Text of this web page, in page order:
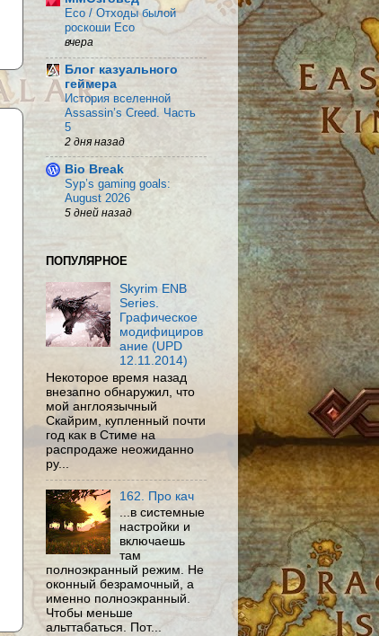
Eco / Отходы былой
роскоши Eco
вчера
Блог казуального
геймера
История вселенной
Assassin’s Creed. Часть
5
2 дня назад
Bio Break
Syp’s gaming goals:
August 2026
5 дней назад
ПОПУЛЯРНОЕ
Skyrim ENB
Series.
Графическое
модифициров
ание (UPD
12.11.2014)
Некоторое время назад
внезапно обнаружил, что
мой англоязычный
Скайрим, купленный почти
год как в Стиме на
распродаже неожиданно
ру...
162. Про кач
...в системные
настройки и
включаешь
там
полноэкранный режим. Не
оконный безрамочный, а
именно полноэкранный.
Чтобы меньше
альттабаться. Пот...